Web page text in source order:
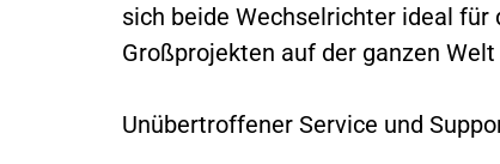
sich beide Wechselrichter ideal für
Großprojekten auf der ganzen
Unübertroffener Service und